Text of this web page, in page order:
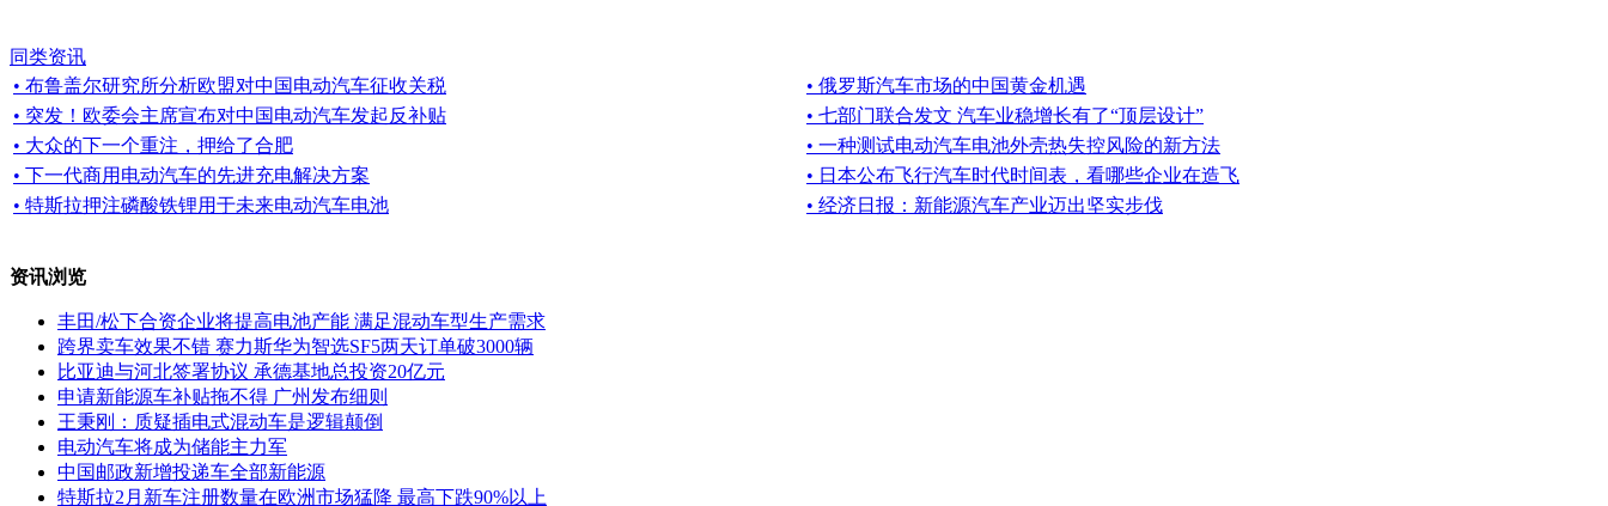
同类资讯
• 布鲁盖尔研究所分析欧盟对中国电动汽车征收关税
• 俄罗斯汽车市场的中国黄金机遇
• 突发！欧委会主席宣布对中国电动汽车发起反补贴
• 七部门联合发文 汽车业稳增长有了“顶层设计”
• 大众的下一个重注，押给了合肥
• 一种测试电动汽车电池外壳热失控风险的新方法
• 下一代商用电动汽车的先进充电解决方案
• 日本公布飞行汽车时代时间表，看哪些企业在造飞
• 特斯拉押注磷酸铁锂用于未来电动汽车电池
• 经济日报：新能源汽车产业迈出坚实步伐
资讯浏览
丰田/松下合资企业将提高电池产能 满足混动车型生产需求
跨界卖车效果不错 赛力斯华为智选SF5两天订单破3000辆
比亚迪与河北签署协议 承德基地总投资20亿元
申请新能源车补贴拖不得 广州发布细则
王秉刚：质疑插电式混动车是逻辑颠倒
电动汽车将成为储能主力军
中国邮政新增投递车全部新能源
特斯拉2月新车注册数量在欧洲市场猛降 最高下跌90%以上